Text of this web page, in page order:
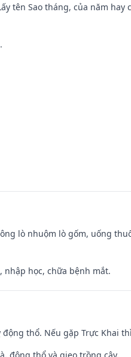
tên Sao tháng, của năm
lò nhuộm lò gốm, uống
nhập học, chữa bệnh mắt.
thổ. Nếu gặp Trực Khai